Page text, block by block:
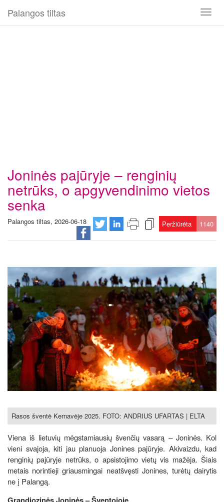
Toggle
Palangos tiltas
Joninės pajūryje – renginių
netrūks, o apgyvendinimo vietos
senka
Palangos tiltas, 2026-06-18 Peržiūrėta 1140
Rasos šventė Kernavėje 2025. FOTO: ANDRIUS UFARTAS | ELTA
Viena iš lietuvių mėgstamiausių švenčių vasarą – Joninės. Kol
vieni svajoja, kiti jau planuoja Jonines pajūryje. Akivaizdu, kad
renginių pajūryje netrūks, o apsistojimo vietų vis mažėja. Šiais
metais norintieji griausmingai neatšvęsti Jonines, turėtų dairytis
ne į Palangą.
Grandiozinės Joninės – Šventojoje